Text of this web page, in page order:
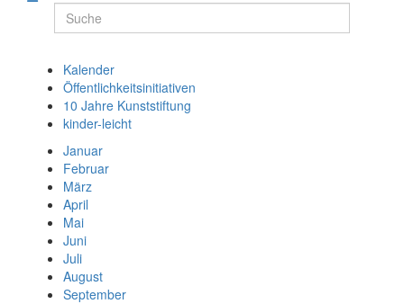
Kalender
Öffentlichkeitsinitiativen
10 Jahre Kunststiftung
kinder-leicht
Januar
Februar
März
April
Mai
Juni
Juli
August
September